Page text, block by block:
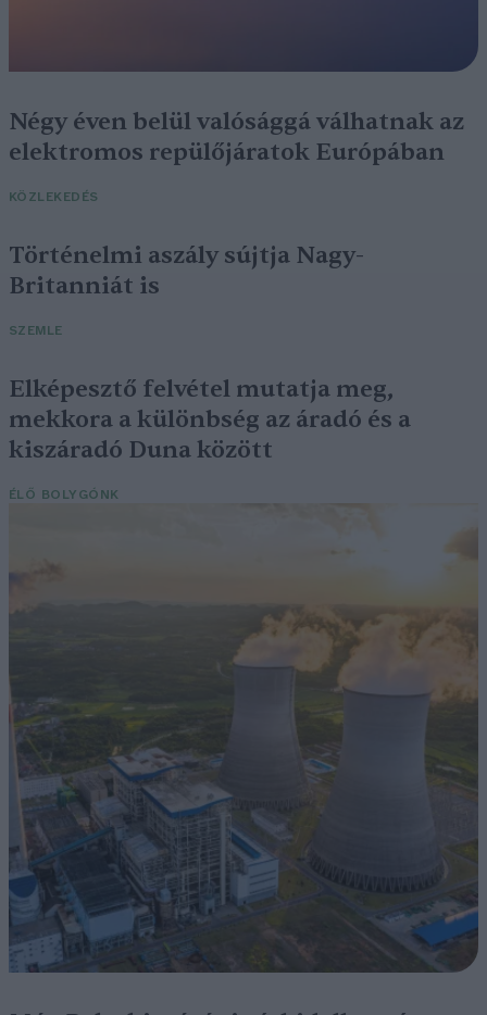
Négy éven belül valósággá válhatnak az
elektromos repülőjáratok Európában
KÖZLEKEDÉS
Történelmi aszály sújtja Nagy-
Britanniát is
SZEMLE
Elképesztő felvétel mutatja meg,
mekkora a különbség az áradó és a
kiszáradó Duna között
ÉLŐ BOLYGÓNK